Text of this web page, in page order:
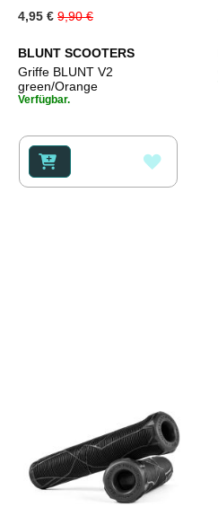
Special
Price
4,95 € 9,90 €
BLUNT SCOOTERS
Griffe BLUNT V2
green/Orange
Verfügbar.